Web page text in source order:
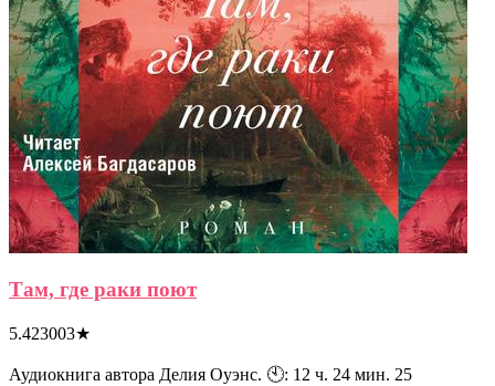
Там, где раки поют
5.423003★
Аудиокнига автора Делия Оуэнс. 🕙: 12 ч. 24 мин. 25